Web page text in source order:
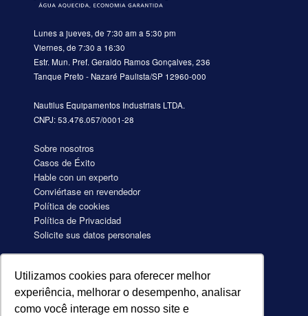
Utilizamos cookies para oferecer melhor
experiência, melhorar o desempenho, analisar
como você interage em nosso site e
Lunes a jueves, de 7:30 am a 5:30 pm
Viernes, de 7:30 a 16:30
Estr. Mun. Pref. Geraldo Ramos Gonçalves, 236
Tanque Preto - Nazaré Paulista/SP 12960-000
Nautilus Equipamentos Industriais LTDA.
CNPJ: 53.476.057/0001-28
Sobre nosotros
Casos de Éxito
Hable con un experto
Conviértase en revendedor
Política de cookies
Política de Privacidad
Solicite sus datos personales
Aquecimento de água para Hotéis
Aquecimento de água para Motéis